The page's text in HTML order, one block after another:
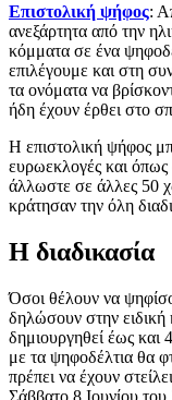
Επιστολική ψήφος:
ανεξάρτητα από την
κόμματα σε ένα
επιλέγουμε και στη
τα ονόματα να
ήδη έχουν έρθει στο
Η επιστολική ψήφος
ευρωεκλογές και όπως
άλλωστε σε άλλες 50
κράτησαν την όλη
Η διαδικασία
Όσοι θέλουν να
δηλώσουν στην
δημιουργηθεί έως και
με τα ψηφοδέλτια θα
πρέπει να έχουν
Σάββατο 8 Ιουνίου του